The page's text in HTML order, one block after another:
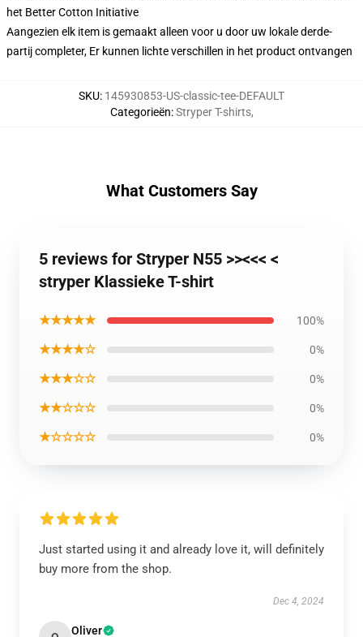
het Better Cotton Initiative
Aangezien elk item is gemaakt alleen voor u door uw lokale derde-
partij completer, Er kunnen lichte verschillen in het product ontvangen
SKU: 145930853-US-classic-tee-DEFAULT
Categorieën:Stryper T-shirts,
What Customers Say
5 reviews for Stryper N55 >><<< <
stryper Klassieke T-shirt
★★★★★ 100%
★★★★☆ 0%
★★★☆☆ 0%
★★☆☆☆ 0%
★☆☆☆☆ 0%
Just started using it and already love it, will definitely
buy more from the shop.
Dec 4, 2024
Oliver